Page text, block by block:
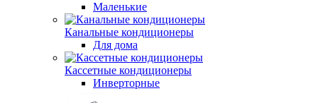
Маленькие
Канальные кондиционеры
Для дома
Кассетные кондиционеры
Инверторные